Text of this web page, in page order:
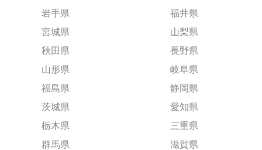
岩手県
宮城県
秋田県
山形県
福島県
茨城県
栃木県
群馬県
福井県
山梨県
長野県
岐阜県
静岡県
愛知県
三重県
滋賀県